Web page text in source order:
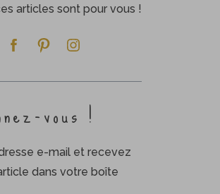
articles sont pour vous !
vous !
e-mail et recevez
dans votre boîte